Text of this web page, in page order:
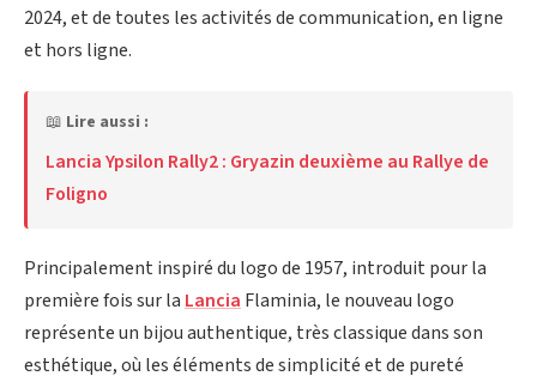
2024, et de toutes les activités de communication, en ligne
et hors ligne.
📖 Lire aussi :
Lancia Ypsilon Rally2 : Gryazin deuxième au Rallye de
Foligno
Principalement inspiré du logo de 1957, introduit pour la
première fois sur la Lancia Flaminia, le nouveau logo
représente un bijou authentique, très classique dans son
esthétique, où les éléments de simplicité et de pureté